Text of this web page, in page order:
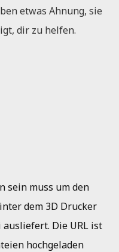
etwas Ahnung, sie
dir zu helfen.
sein muss um den
dem 3D Drucker
ausliefert. Die URL ist
hochgeladen